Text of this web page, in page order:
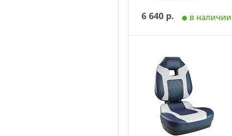
6 640 р. в наличии